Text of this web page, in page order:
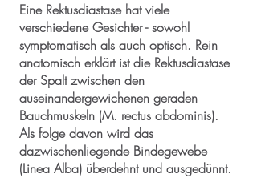
Eine Rektusdiastase hat viele
verschiedene Gesichter - sowohl
symptomatisch als auch optisch. Rein
anatomisch erklärt ist die Rektusdiastase
der Spalt zwischen den
auseinandergewichenen geraden
Bauchmuskeln (M. rectus abdominis).
Als folge davon wird das
dazwischenliegende Bindegewebe
(Linea Alba) überdehnt und ausgedünnt.